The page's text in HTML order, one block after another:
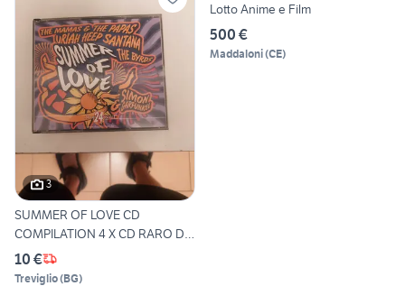
3
SUMMER OF LOVE CD
COMPILATION 4 X CD RARO DA
COLL
10 €
Treviglio(BG)
Lotto Anime e Film
500 €
Maddaloni(CE)